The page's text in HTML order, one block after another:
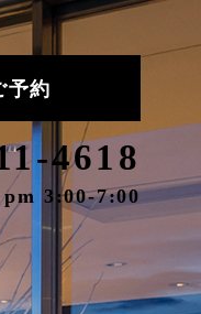
予約
4618
3:00-7:00